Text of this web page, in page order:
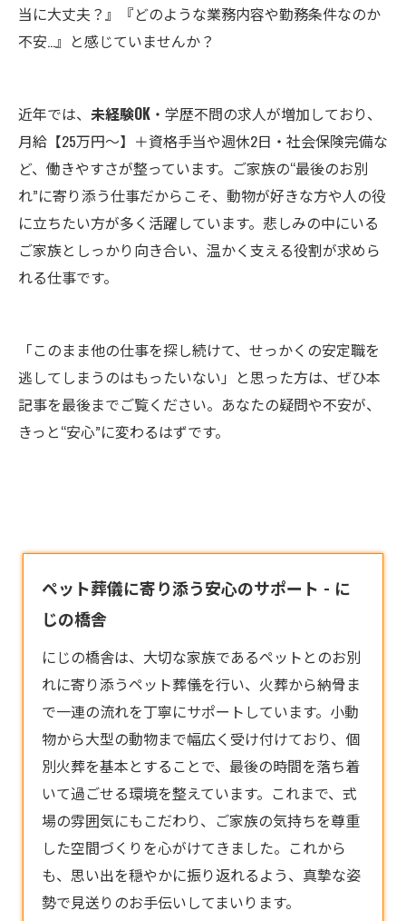
当に大丈夫？』『どのような業務内容や勤務条件なのか
不安…』と感じていませんか？
近年では、 未経験OK ・学歴不問の求人が増加しており、
月給【25万円～】＋資格手当や週休2日・社会保険完備な
ど、働きやすさが整っています。ご家族の“最後のお別
れ”に寄り添う仕事だからこそ、動物が好きな方や人の役
に立ちたい方が多く活躍しています。悲しみの中にいる
ご家族としっかり向き合い、温かく支える役割が求めら
れる仕事です。
「このまま他の仕事を探し続けて、せっかくの安定職を
逃してしまうのはもったいない」と思った方は、ぜひ本
記事を最後までご覧ください。あなたの疑問や不安が、
きっと“安心”に変わるはずです。
ペット葬儀に寄り添う安心のサポート - に
じの橋舎
にじの橋舎は、大切な家族であるペットとのお別
れに寄り添うペット葬儀を行い、火葬から納骨ま
で一連の流れを丁寧にサポートしています。小動
物から大型の動物まで幅広く受け付けており、個
別火葬を基本とすることで、最後の時間を落ち着
いて過ごせる環境を整えています。これまで、式
場の雰囲気にもこだわり、ご家族の気持ちを尊重
した空間づくりを心がけてきました。これから
も、思い出を穏やかに振り返れるよう、真摯な姿
勢で見送りのお手伝いしてまいります。